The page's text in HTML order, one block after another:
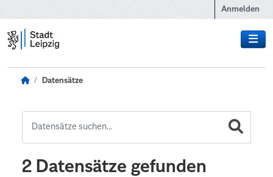
Anmelden
Datensätze
2 Datensätze gefunden